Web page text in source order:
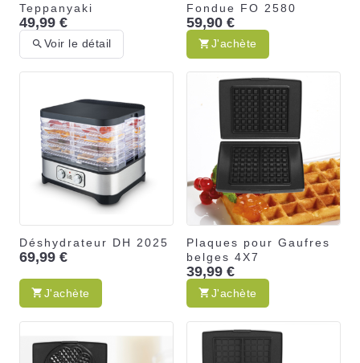
Teppanyaki
49,99 €
Voir le détail
Fondue FO 2580
59,90 €
J'achète
Déshydrateur DH 2025
69,99 €
J'achète
Plaques pour Gaufres
belges 4X7
39,99 €
J'achète